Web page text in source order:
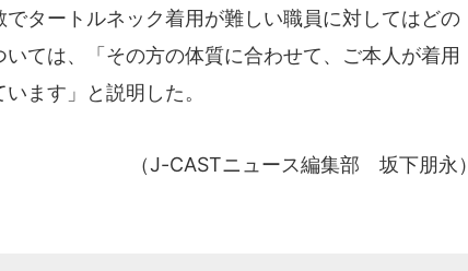
タートルネック着用が難しい職員に対してはどの
ては、「その方の体質に合わせて、ご本人が着用
ます」と説明した。
（J-CASTニュース編集部 坂下朋永）